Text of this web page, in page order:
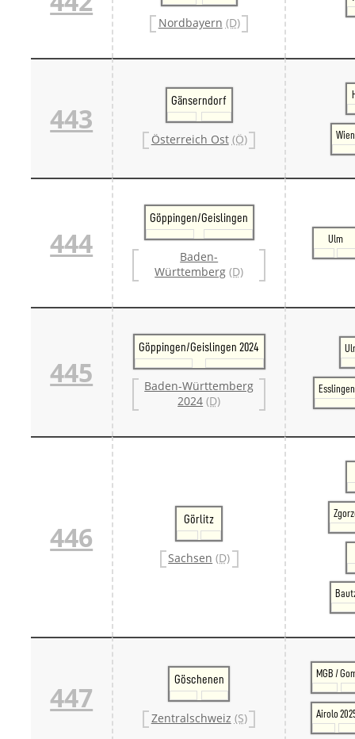
Nordbayern (D)
443
Gänserndorf
Österreich Ost (Ö)
444
Göppingen/Geislingen
Baden-
Württemberg (D)
Ulm
445
Göppingen/Geislingen 2024
Baden-Württemberg
2024 (D)
446
Görlitz
Sachsen (D)
447
Göschenen
Zentralschweiz (S)
MGB /
Airolo